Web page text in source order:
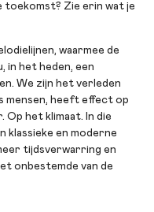
toekomst? Zie erin wat je
waarmee de
in het heden, een
We zijn het verleden
mensen, heeft effect op
Op het klimaat. In die
klassieke en moderne
tijdsverwarring en
onbestemde van de